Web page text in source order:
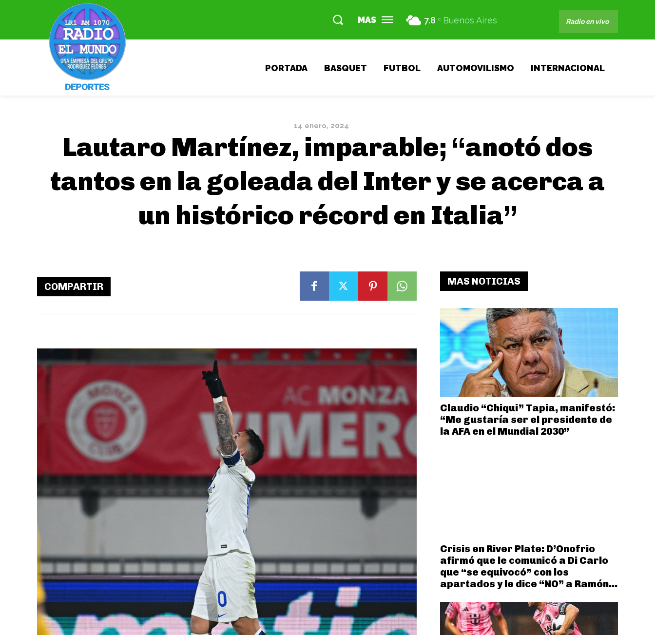
MAS 7.8 C Buenos Aires Radio en vivo
PORTADA BASQUET FUTBOL AUTOMOVILISMO INTERNACIONAL
14 enero, 2024
Lautaro Martínez, imparable; “anotó dos
tantos en la goleada del Inter y se acerca a
un histórico récord en Italia”
COMPARTIR MAS NOTICIAS
Claudio “Chiqui” Tapia, manifestó:
“Me gustaría ser el presidente de
la AFA en el Mundial 2030”
Crisis en River Plate: D’Onofrio
afirmó que le comunicó a Di Carlo
que “se equivocó” con los
apartados y le dice “NO” a Ramón...